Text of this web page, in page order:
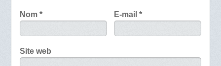
Nom * E-mail*
Site web